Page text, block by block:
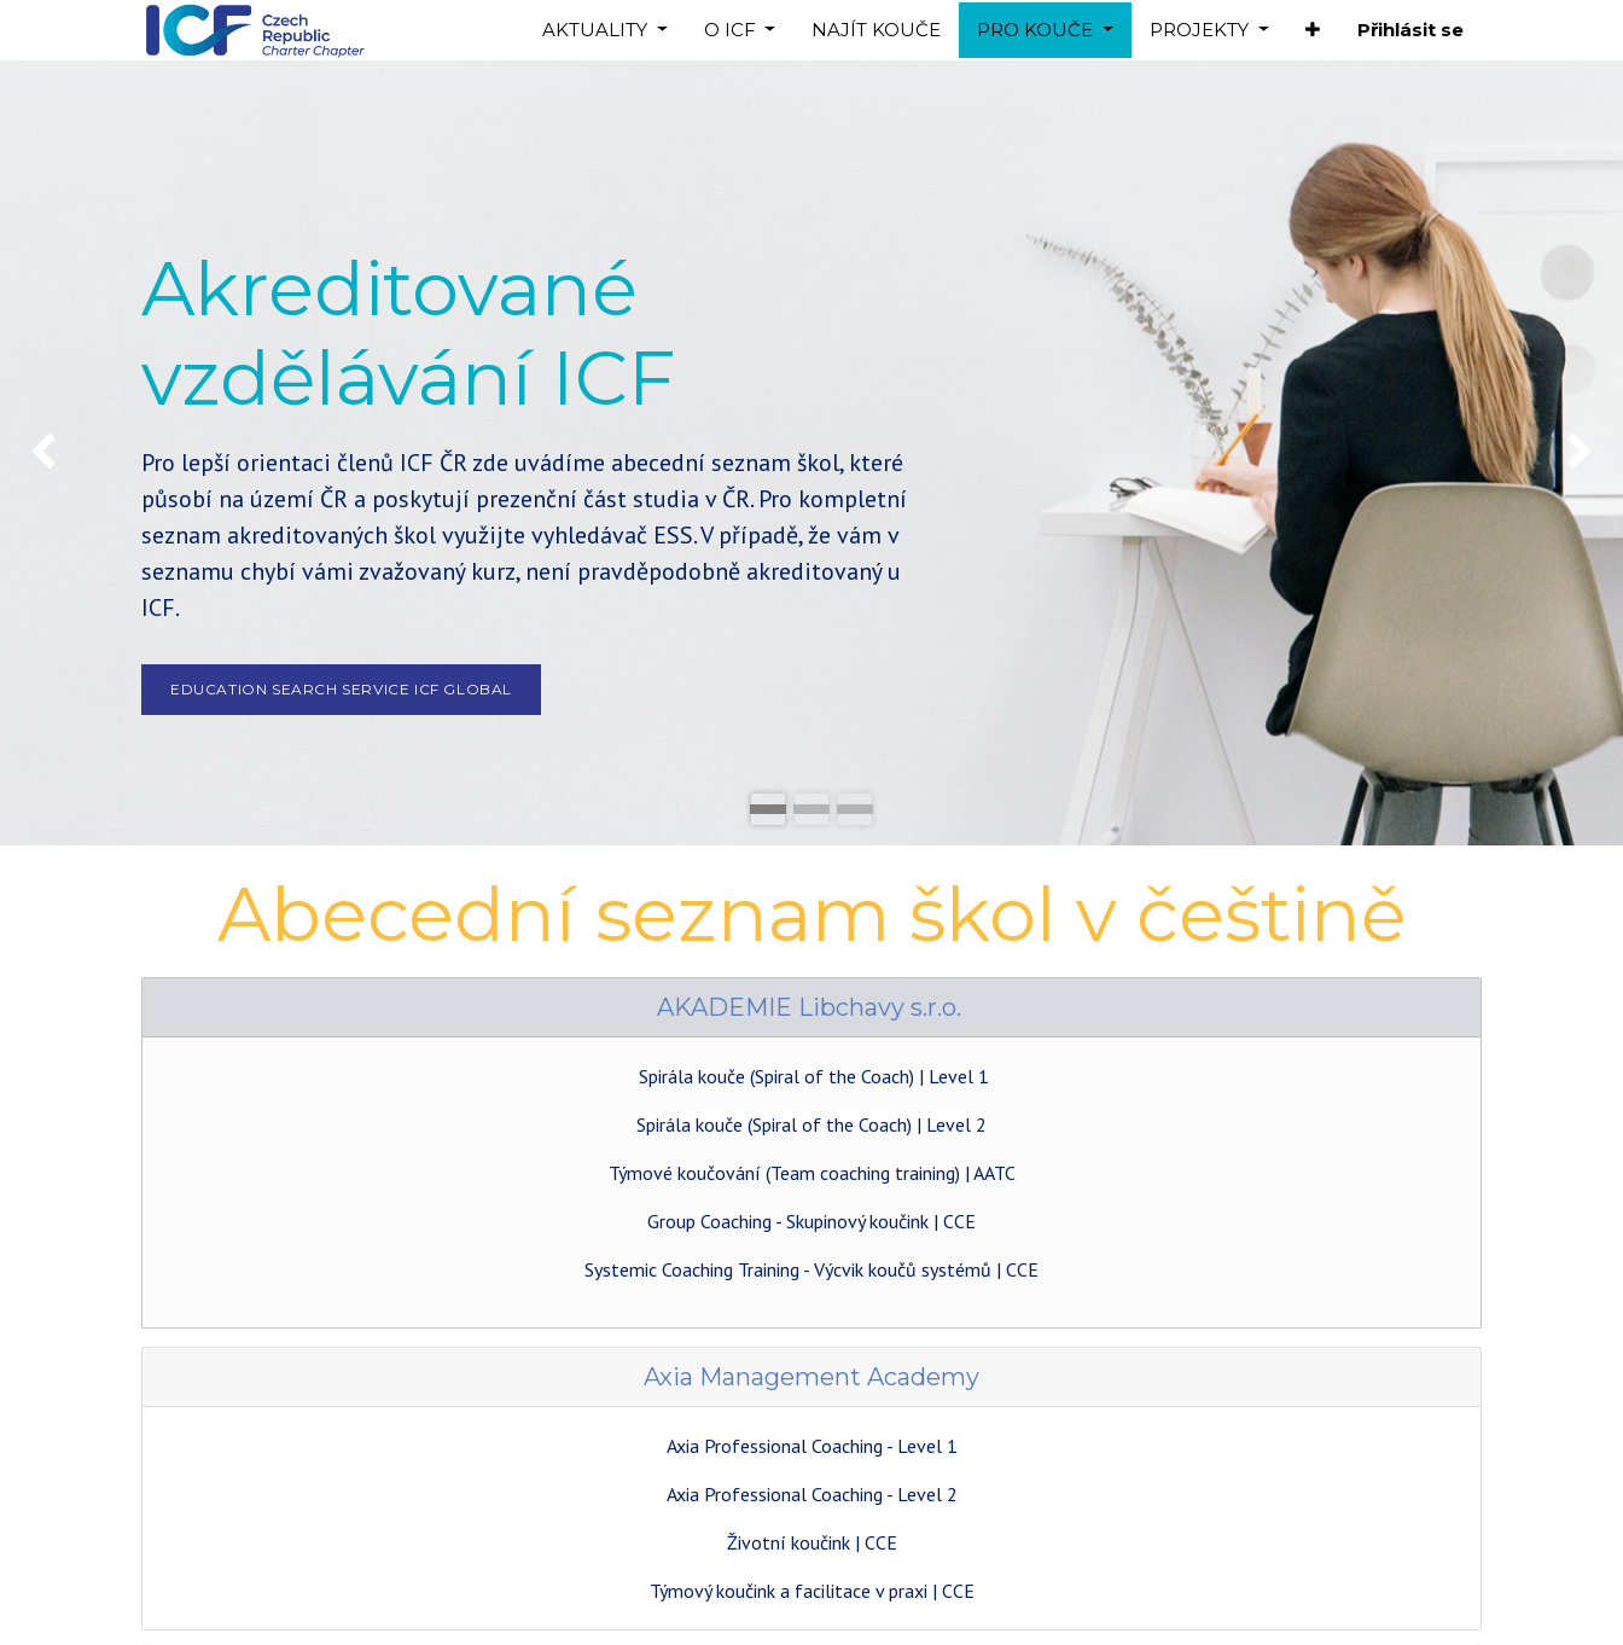
AKTUALITY O ICF NAJÍT KOUČE PRO KOUČE PROJEKTY Přihlásit se
Akreditované
vzdělávání ICF
Pro lepší orientaci členů ICF ČR zde uvádíme abecední seznam škol, které
působí na území ČR a poskytují prezenční část studia v ČR. Pro kompletní
seznam akreditovaných škol využijte vyhledávač ESS. V případě, že vám v
seznamu chybí vámi zvažovaný kurz, není pravděpodobně akreditovaný u
ICF.
EDUCATION SEARCH SERVICE ICF GLOBAL
Předchozí
Abecední seznam škol v češtině
AKADEMIE Libchavy s.r.o.
Spirála kouče (Spiral of the Coach) | Level 1
Spirála kouče (Spiral of the Coach) | Level 2
Týmové koučování (Team coaching training) | AATC
Group Coaching - Skupinový koučink | CCE
Systemic Coaching Training - Výcvik koučů systémů | CCE
Axia Management Academy
Axia Professional Coaching - Level 1
Axia Professional Coaching - Level 2
Životní koučink | CCE
Týmový koučink a facilitace v praxi | CCE